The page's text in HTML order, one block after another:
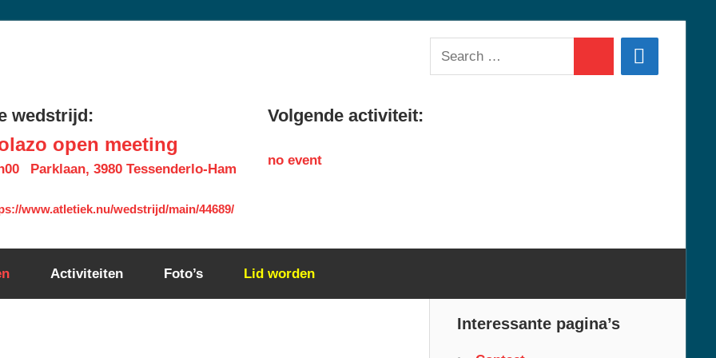
Search
for:
wedstrijd:
open meeting
Parklaan, 3980 Tessenderlo-Ham
www.atletiek.nu/wedstrijd/main/44689/
Volgende activiteit:
no event
Activiteiten Foto’s Lid worden
Interessante pagina’s